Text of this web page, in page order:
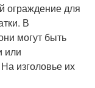
ограждение для
В
могут быть
или
изголовье их